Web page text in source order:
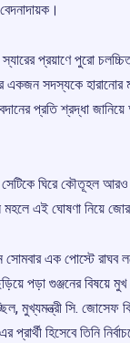
স্যারের প্রয়াণে পুরো
একজন সদস্যকে
প্রতি শ্রদ্ধা
ঘিরে কৌতূহল
মহলে এই ঘোষণা নিয়ে
এক পোস্টে রাঘব
পড়া গুঞ্জনের বিষয়ে
মুখ্যমন্ত্রী সি. জোসেফ
হিসেবে তিনি